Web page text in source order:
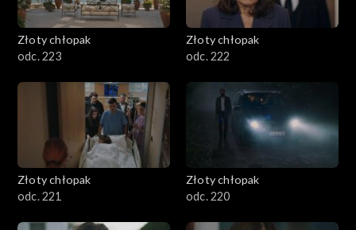
Złoty chłopak
odc. 223
Złoty chłopak
odc. 222
Złoty chłopak
odc. 221
Złoty chłopak
odc. 220